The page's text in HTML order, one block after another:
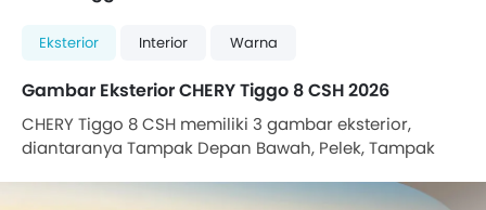
Eksterior Interior Warna
Gambar Eksterior CHERY Tiggo 8 CSH 2026
CHERY Tiggo 8 CSH memiliki 3 gambar eksterior,
diantaranya Tampak Depan Bawah, Pelek, Tampak